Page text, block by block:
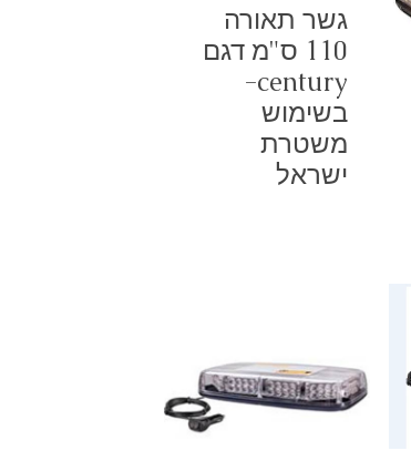
גשר תאורה
110 ס"מ דגם
century-
בשימוש
משטרת
ישראל